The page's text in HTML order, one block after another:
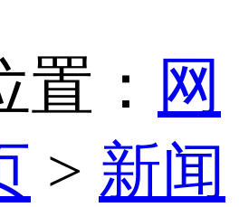
置： 网
> 新闻